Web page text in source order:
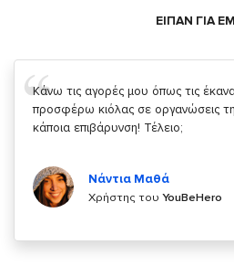
ΕΙΠΑΝ ΓΙΑ
Σας ευχαριστώ που μας δίνετε την
κάτι!
Χρήστης τουYouBeHero